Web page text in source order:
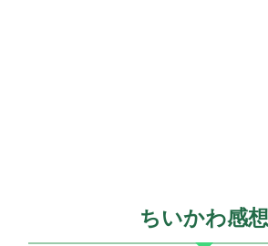
ちいかわ感想